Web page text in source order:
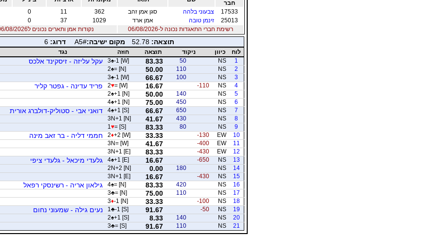
חבר
17533
צבעוני בלהה סגן אמן זהב 362
11
0
25013
זינמן טובה אמן ארד 1029
37
0
רשימת חברי התאגדות נכונה ל-06/08/2026
נקודות אמן ותארים נכונים ל06/08/2026
תוצאה:52.78 מקום ישיבה:A5# דרוג:6
לוח כיוון ניקוד תוצאה חוזה
נגד
1
NS
50
83.33
3♠-1 [W] עקל עליזה - זיסקינד אלכס
2
NS
110
50.00
2♠= [N]
3
NS
100
66.67
3♠-1 [W]
4
NS
-110
16.67
2♥= [W] פריד עדינה - גפטר קליר
5
NS
140
50.00
2♠+1 [N]
6
NS
450
75.00
4♠+1 [N]
7
NS
650
66.67
4♠+1 [S] דואני אבי - סטוליק-דולברג אורית
8
NS
430
41.67
3N+1 [N]
9
NS
80
83.33
1 ♥= [S]
10
EW
-130
33.33
2♦+2 [W] חממי דליה - בר זאב מינה
11
EW
-400
41.67
3N= [W]
12
EW
-430
83.33
3N+1 [E]
13
NS
-650
16.67
4♠+1 [E] גלעדי מיכאל - גלעדי ציפי
14
NS
180
0.00
2N+2 [N]
15
NS
-430
16.67
3N+1 [E]
16
NS
420
83.33
4♠= [N] גילאון אריה - רשינסקי רפאל
17
NS
110
75.00
3♣= [N]
18
NS
-100
33.33
3♦-1 [N]
19
NS
-50
91.67
1 ♣-1 [S] נעים גילה - שמעוני נחום
20
NS
140
8.33
2♠+1 [S]
21
NS
110
91.67
3♣= [S]